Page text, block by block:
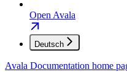
Open Avala
Deutsch
Avala Documentation home